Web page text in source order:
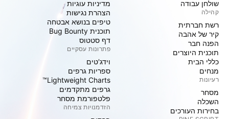
שולחן עבודה
קהילה
רשת חברתית
קיר של אהבה
הפנה חבר
תוכנית היוצרים
כללי הבית
מנחים
רעיונות
מסחר
השכלה
בחירות העורכים
מדיניות עוגיות
הצהרת נגישות
טיפים בנושא אבטחה
תוכנית Bug Bounty
דף סטטוס
פתרונות עסקיים
וידג'טים
ספריות גרפים
Lightweight Charts™
גרפים מתקדמים
פלטפורמת מסחר
הזדמנויות צמיחה